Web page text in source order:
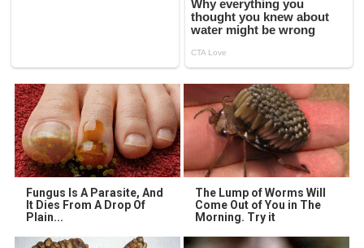
Fungus Is A Parasite, And
It Dies From A Drop Of
Plain...
The Lump of Worms Will
Come Out of You in The
Morning. Try it